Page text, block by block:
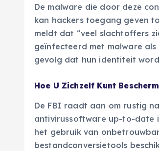
De malware die door deze
kan hackers toegang geven
meldt dat “veel slachtoffers
geïnfecteerd met malware
gevolg dat hun identiteit
Hoe U Zichzelf Kunt
De FBI raadt aan om rustig
antivirussoftware up-to-date
het gebruik van
bestandconversietools